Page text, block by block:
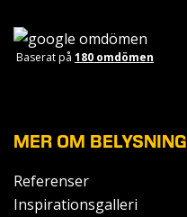
Baserat på 180 omdömen
MER OM BELYSNING
Referenser
Inspirationsgalleri